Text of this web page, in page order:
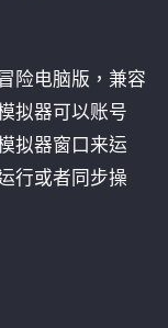
险电脑版，兼容
拟器可以账号
拟器窗口来运
行或者同步操